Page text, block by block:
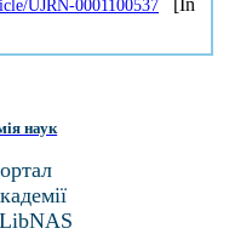
UJRN-0001100537 [In
наук